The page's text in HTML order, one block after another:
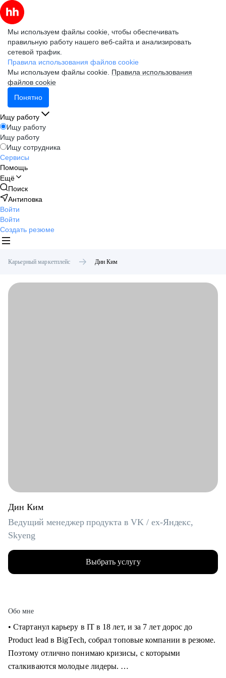
Мы используем файлы cookie, чтобы обеспечивать
правильную работу нашего веб-сайта и анализировать
сетевой трафик.
Правила использования файлов cookie
Мы используем файлы cookie. Правила использования
файлов cookie
Понятно
Ищу работу
Ищу работу
Ищу работу
Ищу сотрудника
Сервисы
Помощь
Ещё
Поиск
Антиповка
Войти
Войти
Создать резюме
Карьерный маркетплейс Дин Ким
Дин Ким
Ведущий менеджер продукта в VK / ex-Яндекс,
Skyeng
Выбрать услугу
Обо мне
• Стартанул карьеру в IT в 18 лет, и за 7 лет дорос до
Product lead в BigTech, собрал топовые компании в резюме.
Поэтому отлично понимаю кризисы, с которыми
сталкиваются молодые лидеры.